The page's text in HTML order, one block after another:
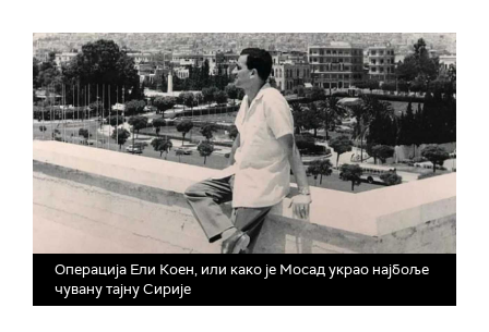
Операција Ели Коен, или како је Мосад украо најбоље
чувану тајну Сирије